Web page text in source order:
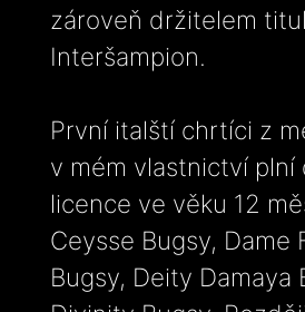
zároveň držitelem
Interšampion.
První italští chrtíci z
v mém vlastnictví plní
licence ve věku 12
Ceysse Bugsy, Dame
Bugsy, Deity Damaya